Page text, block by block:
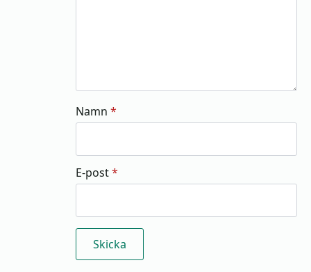
Namn*
E-post*